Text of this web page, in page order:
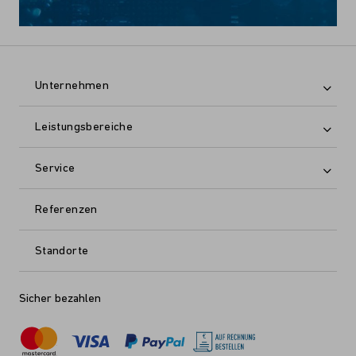
Unternehmen
Leistungsbereiche
Service
Referenzen
Standorte
Sicher bezahlen